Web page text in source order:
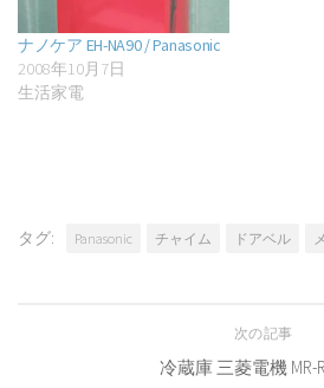
ナノケア EH-NA90 / Panasonic
2008年10月7日
生活家電
タグ: Panasonic チャイム ドアベル
次の記事
冷蔵庫 三菱電機 MR-